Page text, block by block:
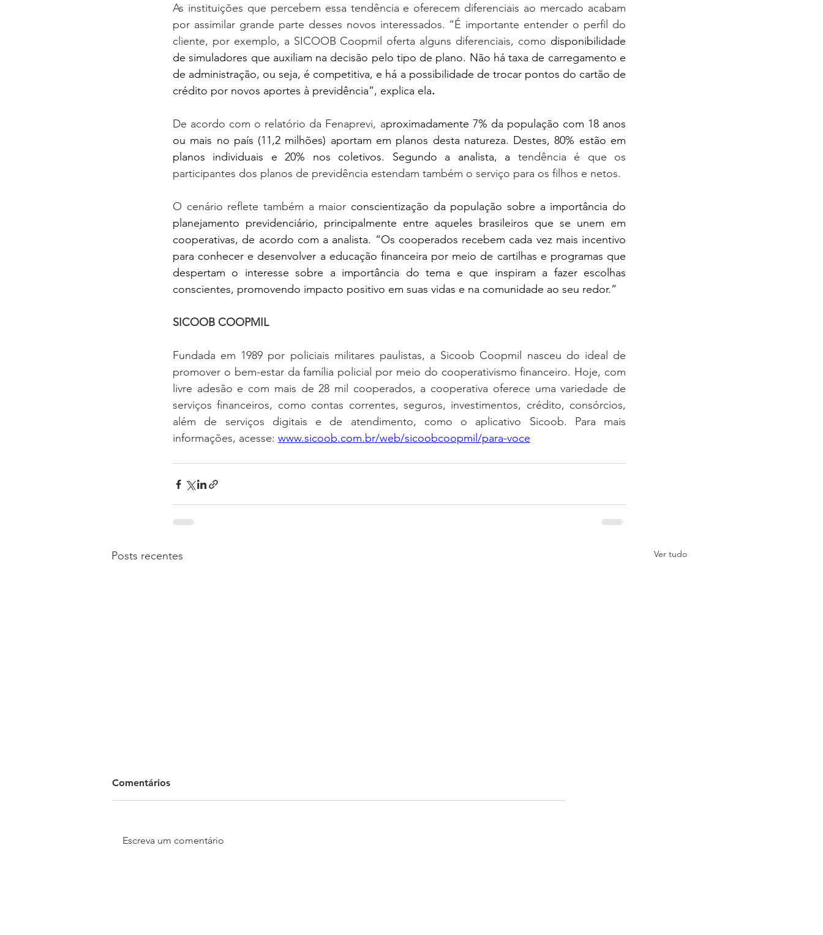
As instituições que percebem essa tendência e oferecem diferenciais ao mercado acabam
por assimilar grande parte desses novos interessados. “É importante entender o perfil do
cliente, por exemplo, a SICOOB Coopmil oferta alguns diferenciais, como disponibilidade
de simuladores que auxiliam na decisão pelo tipo de plano. Não há taxa de carregamento e
de administração, ou seja, é competitiva, e há a possibilidade de trocar pontos do cartão de
crédito por novos aportes à previdência”, explica ela.
De acordo com o relatório da Fenaprevi, aproximadamente 7% da população com 18 anos
ou mais no país (11,2 milhões) aportam em planos desta natureza. Destes, 80% estão em
planos individuais e 20% nos coletivos. Segundo a analista, a
tendência é que os
participantes dos planos de previdência estendam também o serviço para os filhos e netos.
O cenário reflete também a maior conscientização da população sobre a importância do
planejamento previdenciário, principalmente entre aqueles brasileiros que se unem em
cooperativas, de acordo com a analista. “Os cooperados recebem cada vez mais incentivo
para conhecer e desenvolver a educação financeira por meio de cartilhas e programas que
despertam o interesse sobre a importância do tema e que inspiram a fazer escolhas
conscientes, promovendo impacto positivo em suas vidas e na comunidade ao seu redor.”
SICOOB COOPMIL
Fundada em 1989 por policiais militares paulistas, a Sicoob Coopmil nasceu do ideal de
promover o bem-estar da família policial por meio do cooperativismo financeiro. Hoje, com
livre adesão e com mais de 28 mil cooperados, a cooperativa oferece uma variedade de
serviços financeiros, como contas correntes, seguros, investimentos, crédito, consórcios,
além de serviços digitais e de atendimento, como o aplicativo Sicoob. Para mais
informações, acesse: www.sicoob.com.br/web/sicoobcoopmil/para-voce
Posts recentes Ver tudo
Comentários
Escreva um comentário